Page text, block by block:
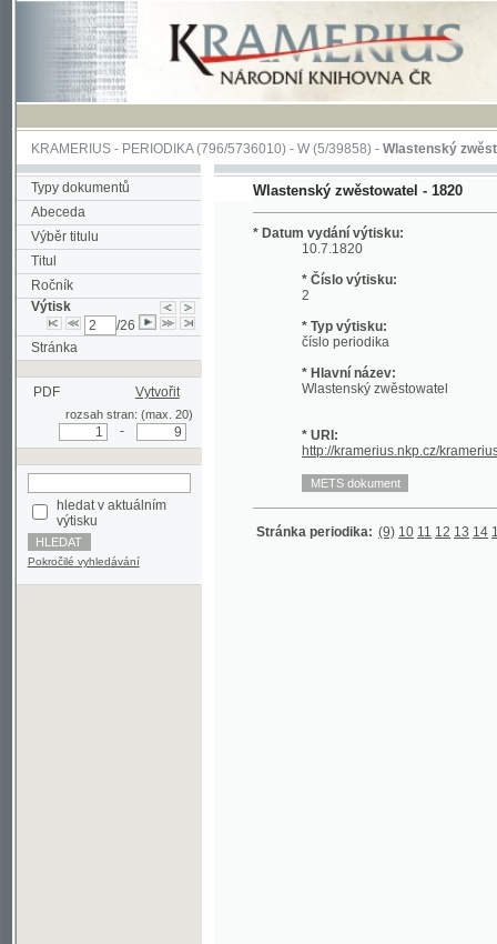
KRAMERIUS-PERIODIKA(796/5736010) -W(5/39858) -Wlastenský zwěstowatel
Typy dokumentů
Abeceda
Výběr titulu
Titul
Ročník
Výtisk
/26
Stránka
PDF
rozsah stran: (max. 20)
výtisku
Pokročilé vyhledávání
Wlastenský zwěstowatel - 1820
* Datum vydání výtisku:
10.7.1820
* Číslo výtisku:
* Typ výtisku:
* Hlavní název:
Wlastenský zwěstowatel
* URI:
Stránka periodika: (9) 10 11 12